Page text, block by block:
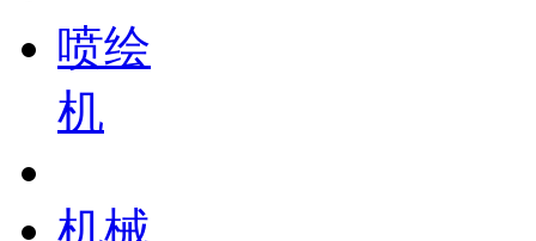
喷绘
机
机械